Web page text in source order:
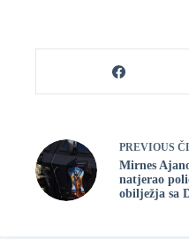
PREVIOUS
Mirnes
natjerao
obilježja sa